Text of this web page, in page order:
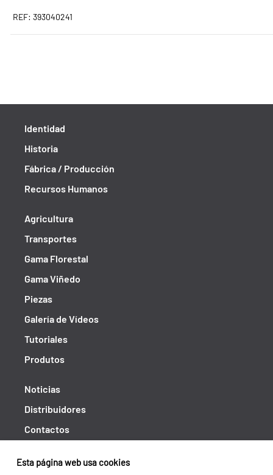
Esta página web usa cookies
REF: 393040241
Identidad
Historia
Fábrica / Producción
Recursos Humanos
Agricultura
Transportes
Gama Florestal
Gama Viñedo
Piezas
Galería de Vídeos
Tutoriales
Produtos
Noticias
Distribuidores
Contactos
Shipping returns